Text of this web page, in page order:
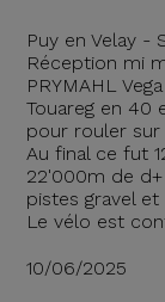
Puy en Velay -
Réception mi
PRYMAHL
Touareg en 40
pour rouler
Au final ce fut
22'000m de
pistes gravel et
Le vélo est
10/06/2025